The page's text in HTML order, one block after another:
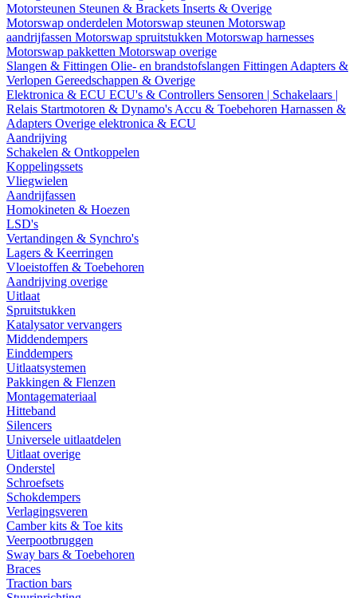
Motorsteunen Steunen & Brackets Inserts & Overige
Motorswap onderdelen Motorswap steunen Motorswap
aandrijfassen Motorswap spruitstukken Motorswap harnesses
Motorswap pakketten Motorswap overige
Slangen & Fittingen Olie- en brandstofslangen Fittingen Adapters &
Verlopen Gereedschappen & Overige
Elektronica & ECU ECU's & Controllers Sensoren | Schakelaars |
Relais Startmotoren & Dynamo's Accu & Toebehoren Harnassen &
Adapters Overige elektronica & ECU
Aandrijving
Schakelen & Ontkoppelen
Koppelingssets
Vliegwielen
Aandrijfassen
Homokineten & Hoezen
LSD's
Vertandingen & Synchro's
Lagers & Keerringen
Vloeistoffen & Toebehoren
Aandrijving overige
Uitlaat
Spruitstukken
Katalysator vervangers
Middendempers
Einddempers
Uitlaatsystemen
Pakkingen & Flenzen
Montagemateriaal
Hitteband
Silencers
Universele uitlaatdelen
Uitlaat overige
Onderstel
Schroefsets
Schokdempers
Verlagingsveren
Camber kits & Toe kits
Veerpootbruggen
Sway bars & Toebehoren
Braces
Traction bars